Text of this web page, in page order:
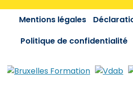
Mentions légales
Politique de confidentialité